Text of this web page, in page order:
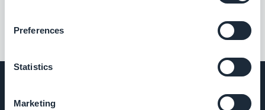
Preferences
Statistics
Marketing